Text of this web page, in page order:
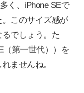
く、iPhone SEで
このサイズ感が
でしょう。た
（第一世代））を
ませんね。